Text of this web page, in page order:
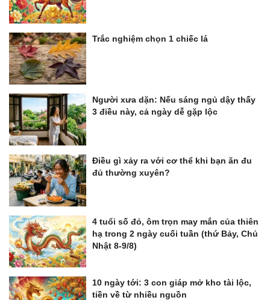
Trắc nghiệm chọn 1 chiếc lá
Người xưa dặn: Nếu sáng ngủ dậy thấy
3 điều này, cả ngày dễ gặp lộc
Điều gì xảy ra với cơ thể khi bạn ăn đu
đủ thường xuyên?
4 tuổi số đỏ, ôm trọn may mắn của thiên
hạ trong 2 ngày cuối tuần (thứ Bảy, Chủ
Nhật 8-9/8)
10 ngày tới: 3 con giáp mở kho tài lộc,
tiền về từ nhiều nguồn